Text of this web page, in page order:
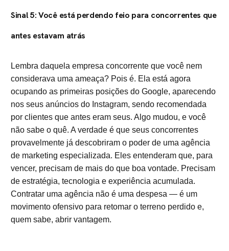
Sinal 5: Você está perdendo feio para concorrentes que
antes estavam atrás
Lembra daquela empresa concorrente que você nem
considerava uma ameaça? Pois é. Ela está agora
ocupando as primeiras posições do Google, aparecendo
nos seus anúncios do Instagram, sendo recomendada
por clientes que antes eram seus. Algo mudou, e você
não sabe o quê. A verdade é que seus concorrentes
provavelmente já descobriram o poder de uma agência
de marketing especializada. Eles entenderam que, para
vencer, precisam de mais do que boa vontade. Precisam
de estratégia, tecnologia e experiência acumulada.
Contratar uma agência não é uma despesa — é um
movimento ofensivo para retomar o terreno perdido e,
quem sabe, abrir vantagem.